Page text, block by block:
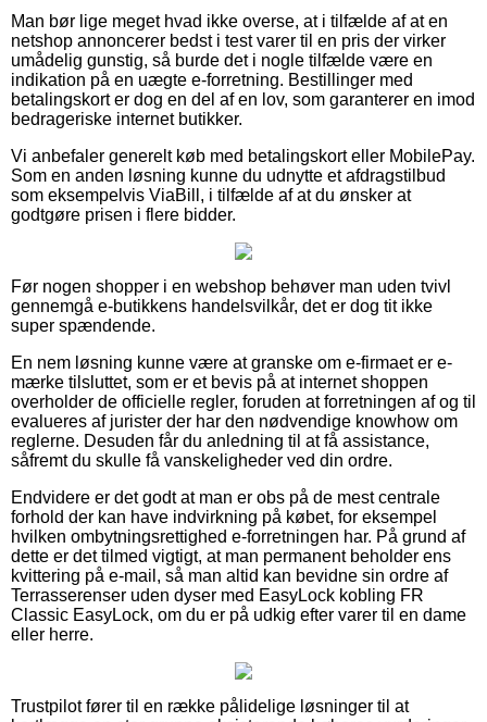
Man bør lige meget hvad ikke overse, at i tilfælde af at en
netshop annoncerer bedst i test varer til en pris der virker
umådelig gunstig, så burde det i nogle tilfælde være en
indikation på en uægte e-forretning. Bestillinger med
betalingskort er dog en del af en lov, som garanterer en imod
bedrageriske internet butikker.
Vi anbefaler generelt køb med betalingskort eller MobilePay.
Som en anden løsning kunne du udnytte et afdragstilbud
som eksempelvis ViaBill, i tilfælde af at du ønsker at
godtgøre prisen i flere bidder.
Før nogen shopper i en webshop behøver man uden tvivl
gennemgå e-butikkens handelsvilkår, det er dog tit ikke
super spændende.
En nem løsning kunne være at granske om e-firmaet er e-
mærke tilsluttet, som er et bevis på at internet shoppen
overholder de officielle regler, foruden at forretningen af og til
evalueres af jurister der har den nødvendige knowhow om
reglerne. Desuden får du anledning til at få assistance,
såfremt du skulle få vanskeligheder ved din ordre.
Endvidere er det godt at man er obs på de mest centrale
forhold der kan have indvirkning på købet, for eksempel
hvilken ombytningsrettighed e-forretningen har. På grund af
dette er det tilmed vigtigt, at man permanent beholder ens
kvittering på e-mail, så man altid kan bevidne sin ordre af
Terrasserenser uden dyser med EasyLock kobling FR
Classic EasyLock, om du er på udkig efter varer til en dame
eller herre.
Trustpilot fører til en række pålidelige løsninger til at